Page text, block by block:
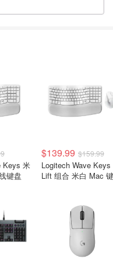
Keys 米
键盘
$139.99 $159.99
Logitech Wave Keys
Lift 组合 米白 Mac